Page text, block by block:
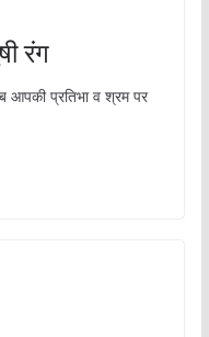
रंग
प्रतिभा व श्रम पर